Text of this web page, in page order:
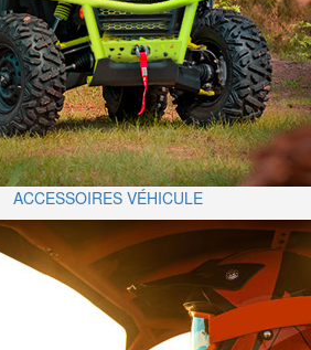
ACCESSOIRES VÉHICULE